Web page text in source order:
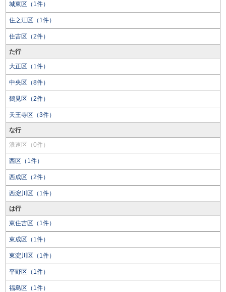
城東区（1件）
住之江区（1件）
住吉区（2件）
た行
大正区（1件）
中央区（8件）
鶴見区（2件）
天王寺区（3件）
な行
浪速区（0件）
西区（1件）
西成区（2件）
西淀川区（1件）
は行
東住吉区（1件）
東成区（1件）
東淀川区（1件）
平野区（1件）
福島区（1件）